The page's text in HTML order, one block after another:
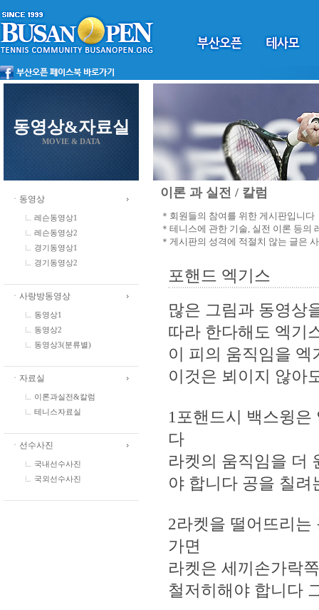
동영상&자료실
MOVIE & DATA
ㆍ동영상
레슨동영상1
레슨동영상2
경기동영상1
경기동영상2
ㆍ사랑방동영상
동영상1
동영상2
동영상3(분류별)
ㆍ자료실
이론과실전&칼럼
테니스자료실
ㆍ선수사진
국내선수사진
국외선수사진
이론 과 실전 / 칼럼
＊회원들의 참여를 위한 게시판입니다
＊테니스에 관한 기술, 실전 이론 등의
＊게시판의 성격에 적절치 않는 글은
포핸드 엑기스
많은 그림과 동영상
따라 한다해도 엑기
이 피의 움직임을 엑
이것은 뵈이지 않아
1포핸드시 백스윙
다
라켓의 움직임을 더
야 합니다 공을 칠
2라켓을 떨어뜨리는
가면
라켓은 세끼손가락
철저히해야 합니다